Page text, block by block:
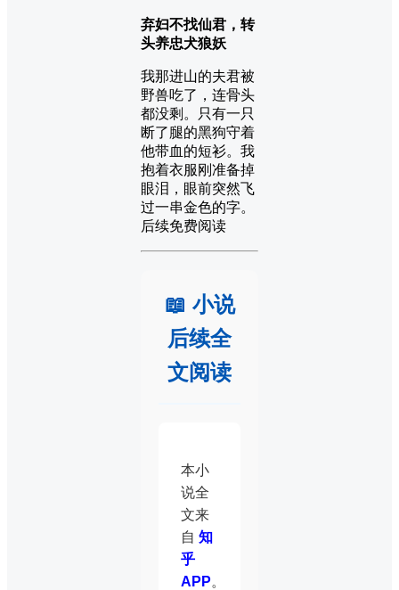
弃妇不找仙君，转
头养忠犬狼妖
我那进山的夫君被
野兽吃了，连骨头
都没剩。只有一只
断了腿的黑狗守着
他带血的短衫。我
抱着衣服刚准备掉
眼泪，眼前突然飞
过一串金色的字。
后续免费阅读
📖 小说
后续全
文阅读
本小
说全
文来
自 知
乎
APP。